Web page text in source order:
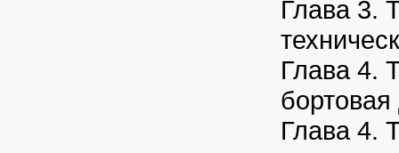
Глава 3.
Глава 4.
бортовая
Глава 4.